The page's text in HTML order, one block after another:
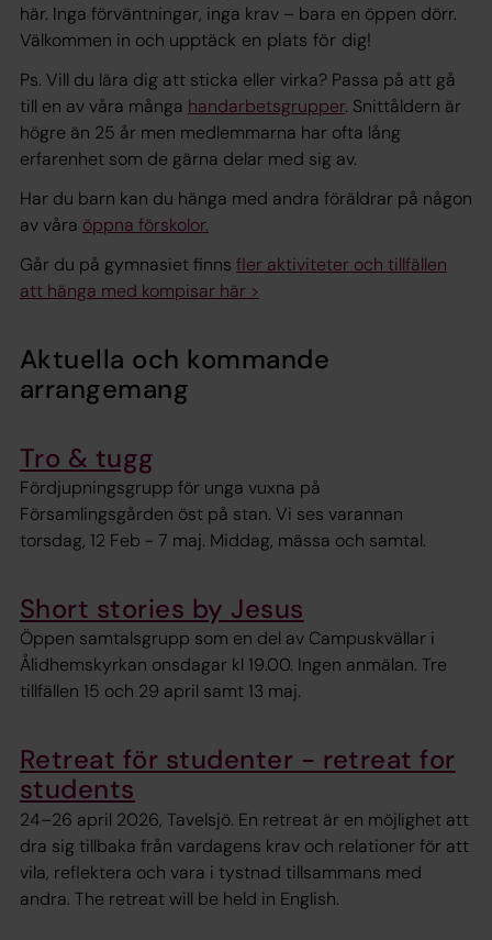
här. Inga förväntningar, inga krav – bara en öppen dörr.
Välkommen in och upptäck en plats för dig!
Ps. Vill du lära dig att sticka eller virka? Passa på att gå
till en av våra många handarbetsgrupper. Snittåldern är
högre än 25 år men medlemmarna har ofta lång
erfarenhet som de gärna delar med sig av.
Har du barn kan du hänga med andra föräldrar på någon
av våra öppna förskolor.
Går du på gymnasiet finns fler aktiviteter och tillfällen
att hänga med kompisar här >
Aktuella och kommande
arrangemang
Tro & tugg
Fördjupningsgrupp för unga vuxna på
Församlingsgården öst på stan. Vi ses varannan
torsdag, 12 Feb - 7 maj. Middag, mässa och samtal.
Short stories by Jesus
Öppen samtalsgrupp som en del av Campuskvällar i
Ålidhemskyrkan onsdagar kl 19.00. Ingen anmälan. Tre
tillfällen 15 och 29 april samt 13 maj.
Retreat för studenter - retreat for
students
24–26 april 2026, Tavelsjö. En retreat är en möjlighet att
dra sig tillbaka från vardagens krav och relationer för att
vila, reflektera och vara i tystnad tillsammans med
andra. The retreat will be held in English.